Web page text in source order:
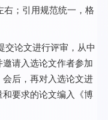
右；引用规范统一，格
交论文进行评审，从中
请入选论文作者参加
后，再对入选论文进
要求的论文编入《博